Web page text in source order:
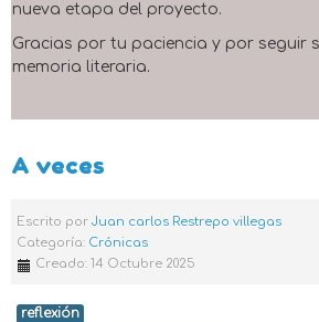
nueva etapa del proyecto.
Gracias por tu paciencia y por seguir
memoria literaria.
A veces
Escrito por Juan carlos Restrepo villegas
Categoría: Crónicas
Creado: 14 Octubre 2025
reflexión